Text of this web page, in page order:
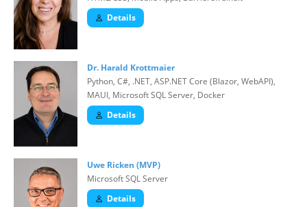
Details
Dr. Harald Krottmaier
Python, C#, .NET, ASP.NET Core (Blazor, WebAPI),
MAUI, Microsoft SQL Server, Docker
Details
Uwe Ricken (MVP)
Microsoft SQL Server
Details